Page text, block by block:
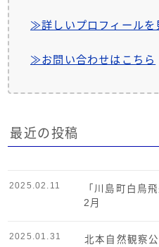
≫詳しいプロフィールを
≫お問い合わせはこちら
最近の投稿
「川島町白鳥
2月
2025.02.11
北本自然観察
2025.01.31